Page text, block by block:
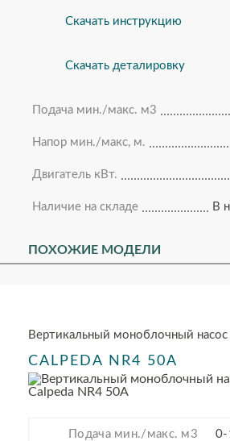
Скачать инструкцию
Скачать деталировку
Подача мин./макс. м3
Напор мин./макс, м.
Двигатель кВт.
Наличие на складе В
ПОХОЖИЕ МОДЕЛИ
Вертикальный моноблочный насос
CALPEDA NR4 50A
Подача мин./макс. м3 0-